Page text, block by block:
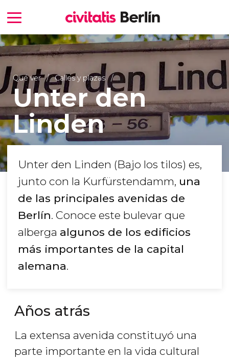
Qué ver Calles y plazas
Unter den
Linden
Unter den Linden (Bajo los tilos) es,
junto con la Kurfürstendamm, una
de las principales avenidas de
Berlín. Conoce este bulevar que
alberga algunos de los edificios
más importantes de la capital
alemana.
Años atrás
La extensa avenida constituyó una
parte importante en la vida cultural